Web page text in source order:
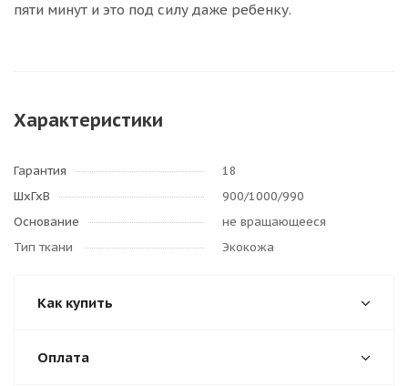
пяти минут и это под силу даже ребенку.
Характеристики
Гарантия
18
ШхГхВ
900/1000/990
Основание
не вращающееся
Тип ткани
Экокожа
Как купить
Оплата